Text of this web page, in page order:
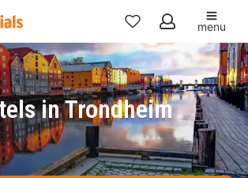
Meine
Favoriten
menu
in Trondheim